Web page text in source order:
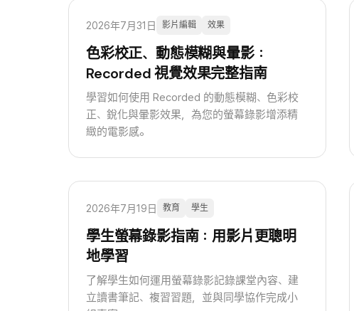
2026年7月31日 影片編輯 效果
色彩校正、動態模糊與暈影：
Recorded 視覺效果完整指南
學習如何使用 Recorded 的動態模糊、色彩校
正、銳化與暈影效果，為您的螢幕錄影增添精
緻的電影感。
2026年7月19日 教育 學生
學生螢幕錄影指南：用影片更聰明
地學習
了解學生如何運用螢幕錄影記錄課堂內容、建
立讀書筆記、複習習題，並與同學協作完成小